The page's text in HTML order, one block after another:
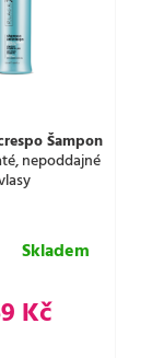
Šampon
nepoddajné
Skladem
Kč